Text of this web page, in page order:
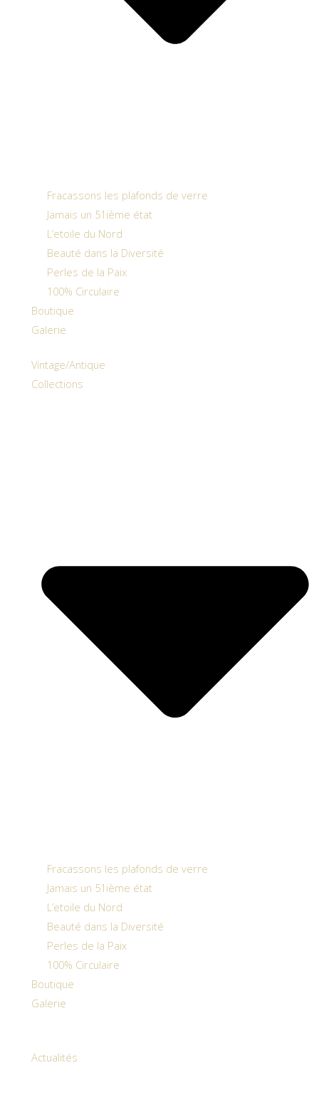
Fracassons les plafonds de verre
Jamais un 51ième état
L’etoile du Nord
Beauté dans la Diversité
Perles de la Paix
100% Circulaire
Boutique
Galerie
Vintage/Antique
Collections
Fracassons les plafonds de verre
Jamais un 51ième état
L’etoile du Nord
Beauté dans la Diversité
Perles de la Paix
100% Circulaire
Boutique
Galerie
Actualités